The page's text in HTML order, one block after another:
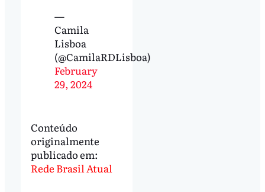
—
Camila
Lisboa
(@CamilaRDLisboa)
February
29, 2024
Conteúdo
originalmente
publicado em:
Rede Brasil Atual